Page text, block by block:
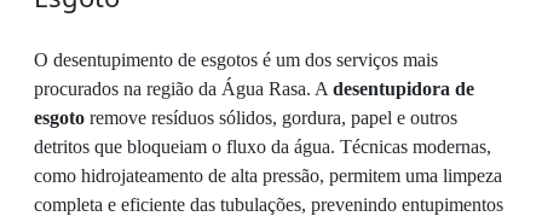
O desentupimento de esgotos é um dos serviços mais
procurados na região da Água Rasa. A desentupidora de
esgoto remove resíduos sólidos, gordura, papel e outros
detritos que bloqueiam o fluxo da água. Técnicas modernas,
como hidrojateamento de alta pressão, permitem uma limpeza
completa e eficiente das tubulações, prevenindo entupimentos